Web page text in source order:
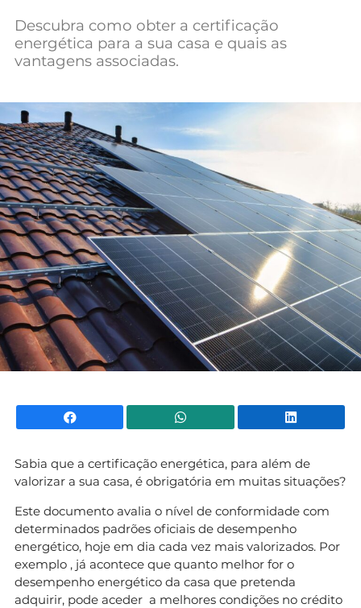
Negócios
Mundial 2026
Descubra como obter a certificação
energética para a sua casa e quais as
vantagens associadas.
Facebook WhatsApp
Sabia que a certificação energética, para além de
valorizar a sua casa, é obrigatória em muitas situações?
Este documento avalia o nível de conformidade com
determinados padrões oficiais de desempenho
energético, hoje em dia cada vez mais valorizados. Por
exemplo , já acontece que quanto melhor for o
desempenho energético da casa que pretenda
adquirir, pode aceder a melhores condições no crédito